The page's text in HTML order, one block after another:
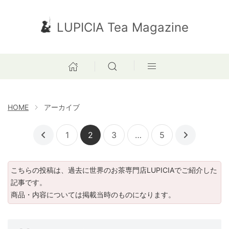
LUPICIA Tea Magazine
HOME アーカイブ
1 2 3 … 5
こちらの投稿は、過去に世界のお茶専門店LUPICIAでご紹介した
記事です。
商品・内容については掲載当時のものになります。